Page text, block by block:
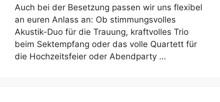
Auch bei der Besetzung passen wir uns flexibel
an euren Anlass an: Ob stimmungsvolles
Akustik-Duo für die Trauung, kraftvolles Trio
beim Sektempfang oder das volle Quartett für
die Hochzeitsfeier oder Abendparty …